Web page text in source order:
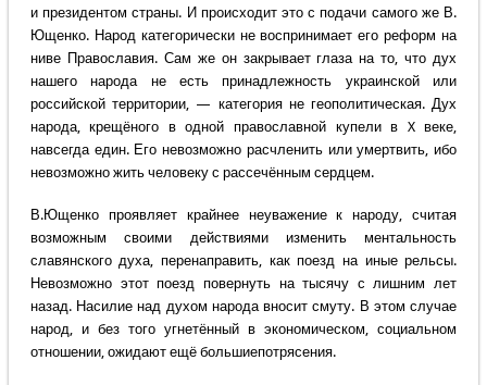
и президентом страны. И происходит это с подачи самого же В.
Ющенко. Народ категорически не воспринимает его реформ на
ниве Православия. Сам же он закрывает глаза на то, что дух
нашего народа не есть принадлежность украинской или
российской территории, — категория не геополитическая. Дух
народа, крещёного в одной православной купели в X веке,
навсегда един. Его невозможно расчленить или умертвить, ибо
невозможно жить человеку с рассечённым сердцем.
В.Ющенко проявляет крайнее неуважение к народу, считая
возможным своими действиями изменить ментальность
славянского духа, перенаправить, как поезд на иные рельсы.
Невозможно этот поезд повернуть на тысячу с лишним лет
назад. Насилие над духом народа вносит смуту. В этом случае
народ, и без того угнетённый в экономическом, социальном
отношении, ожидают ещё большиепотрясения.